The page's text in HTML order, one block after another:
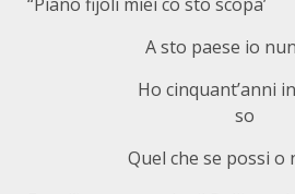
A sto paese io nun
Ho cinquant’anni in
so
Quel che se possi o